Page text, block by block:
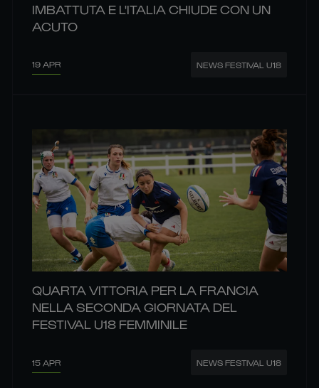
IMBATTUTA E L'ITALIA CHIUDE CON UN
ACUTO
19 APR NEWS FESTIVAL U18
QUARTA VITTORIA PER LA FRANCIA
NELLA SECONDA GIORNATA DEL
FESTIVAL U18 FEMMINILE
15 APR NEWS FESTIVAL U18